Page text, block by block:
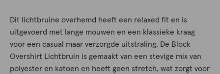
Dit lichtbruine overhemd heeft een relaxed fit en is
uitgevoerd met lange mouwen en een klassieke kraag
voor een casual maar verzorgde uitstraling. De Block
Overshirt Lichtbruin is gemaakt van een stevige mix van
polyester en katoen en heeft geen stretch, wat zorgt voor